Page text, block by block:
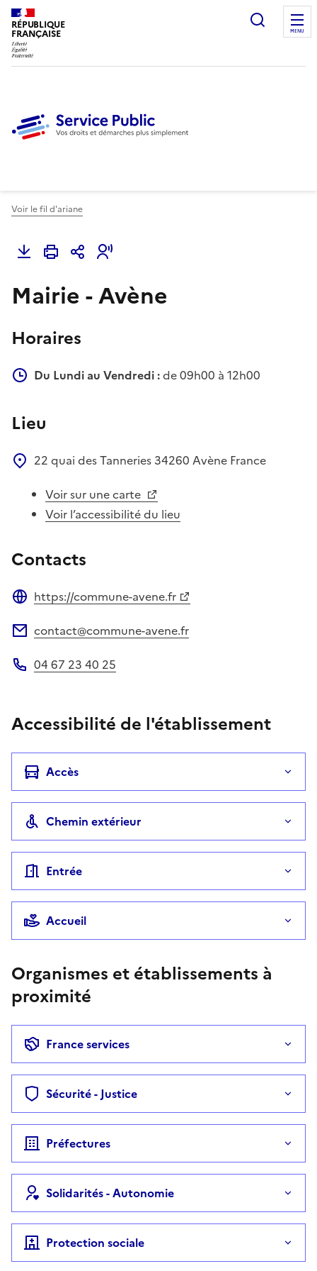
RÉPUBLIQUE
FRANÇAISE
Ouvrir
MENU
Voir le fil d'ariane
Mairie - Avène
Horaires
Du Lundi au Vendredi :de 09h00 à 12h00
Lieu
22 quai des Tanneries 34260 Avène France
Voir sur une carte
Voir l’accessibilité du lieu
Contacts
https://commune-avene.fr
contact@commune-avene.fr
04 67 23 40 25
Accessibilité de l'établissement
Accès
Chemin extérieur
Entrée
Accueil
Organismes et établissements à
proximité
France services
Sécurité - Justice
Préfectures
Solidarités - Autonomie
Protection sociale